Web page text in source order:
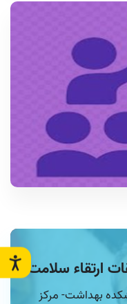
ارتقاء سلامت
بهداشت- مرکز